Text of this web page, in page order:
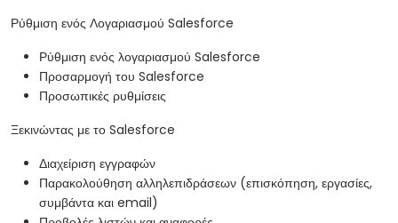
Ρύθμιση ενός Λογαριασμού Salesforce
Ρύθμιση ενός λογαριασμού Salesforce
Προσαρμογή του Salesforce
Προσωπικές ρυθμίσεις
Ξεκινώντας με το Salesforce
Διαχείριση εγγραφών
Παρακολούθηση αλληλεπιδράσεων (επισκόπηση, εργασίες,
συμβάντα και email)